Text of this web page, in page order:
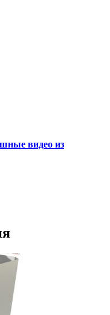
видео из